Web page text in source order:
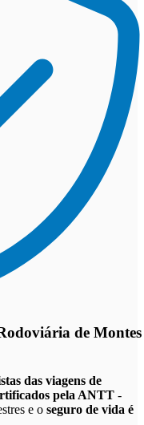
de Montes
das viagens de
pela ANTT -
e o seguro de vida é